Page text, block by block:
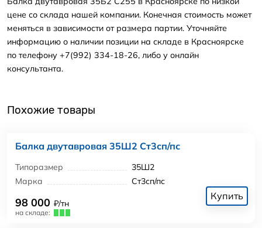
цене со склада нашей компании. Конечная стоимость может
меняться в зависимости от размера партии. Уточняйте
информацию о наличии позиции на складе в Красноярске
по телефону +7(992) 334-18-26, либо у онлайн
консультанта.
Похожие товары
Балка двутавровая 35Ш2 Ст3сп/пс
Типоразмер
35Ш2
Марка
Ст3сп/пс
98 000 ₽/тн
на складе:
Купить